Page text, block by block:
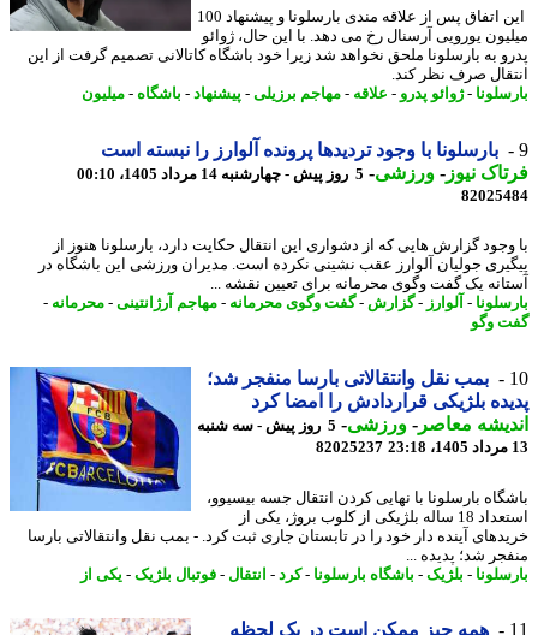
این اتفاق پس از علاقه مندی بارسلونا و پیشنهاد 100
یورویی آرسنال رخ می دهد. با این حال، ژوائو
به بارسلونا ملحق نخواهد شد زیرا خود باشگاه کاتالانی تصمیم گرفت از این
صرف نظر کند.
-ژوائو پدرو -علاقه-مهاجم برزیلی-پیشنهاد-باشگاه-میلیون
بارسلونا با وجود تردیدها پرونده آلوارز را نبسته است
نیوز-ورزشی-5 روز پیش - چهارشنبه 14 مرداد 1405، 00:10
گزارش هایی که از دشواری این انتقال حکایت دارد، بارسلونا هنوز از
جولیان آلوارز عقب نشینی نکرده است. مدیران ورزشی این باشگاه در
یک گفت وگوی محرمانه برای تعیین نقشه ...
-آلوارز- گزارش -گفت وگوی محرمانه -مهاجم آرژانتینی-محرمانه -
وگو
بمب نقل وانتقالاتی بارسا منفجر شد؛
بلژیکی قراردادش را امضا کرد
معاصر-ورزشی-
5 روز پیش - سه شنبه
82025237
بارسلونا با نهایی کردن انتقال جسه بیسیوو،
استعداد 18 ساله بلژیکی از کلوب بروژ، یکی از
آینده دار خود را در تابستان جاری ثبت کرد. - بمب نقل وانتقالاتی بارسا
شد؛ پدیده ...
-بلژیک-باشگاه بارسلونا-کرد-انتقال-فوتبال بلژیک-یکی از
همه چیز ممکن است در یک لحظه